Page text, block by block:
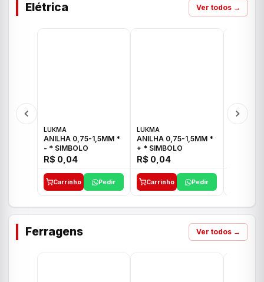
Elétrica Ver todos →
LUKMA
ANILHA 0,75-1,5MM *
- * SIMBOLO
R$ 0,04
Carrinho Pedir
LUKMA
ANILHA 0,75-1,5MM *
+ * SIMBOLO
R$ 0,04
Carrinho Pedir
Ferragens Ver todos →